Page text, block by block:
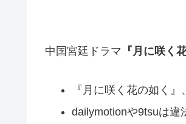
中国宮廷ドラマ 『月に咲く
『月に咲く花の如く
dailymotionや9tsuは違